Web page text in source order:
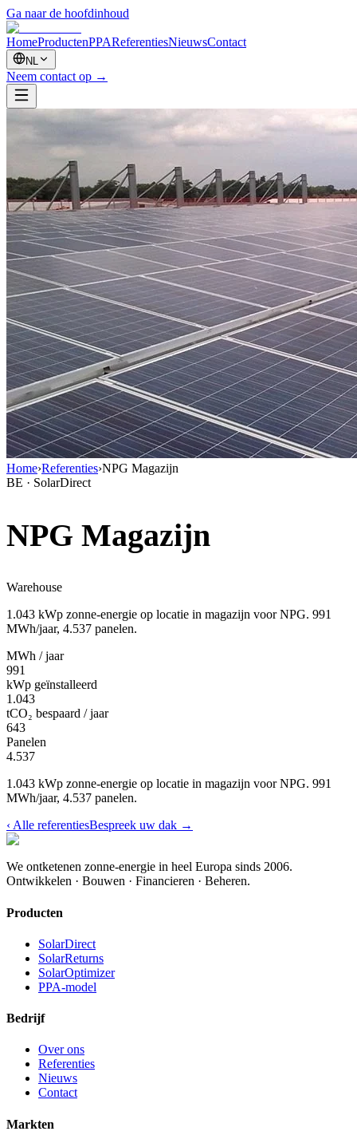
Ga naar de hoofdinhoud
HomeProductenPPAReferentiesNieuwsContact
NL
Neem contact op →
Home›Referenties›NPG Magazijn
BE · SolarDirect
NPG Magazijn
Warehouse
1.043 kWp zonne-energie op locatie in magazijn voor NPG. 991
MWh/jaar, 4.537 panelen.
MWh / jaar
991
kWp geïnstalleerd
1.043
tCO₂ bespaard / jaar
643
Panelen
4.537
1.043 kWp zonne-energie op locatie in magazijn voor NPG. 991
MWh/jaar, 4.537 panelen.
‹ Alle referentiesBespreek uw dak →
We ontketenen zonne-energie in heel Europa sinds 2006.
Ontwikkelen · Bouwen · Financieren · Beheren.
Producten
SolarDirect
SolarReturns
SolarOptimizer
PPA-model
Bedrijf
Over ons
Referenties
Nieuws
Contact
Markten